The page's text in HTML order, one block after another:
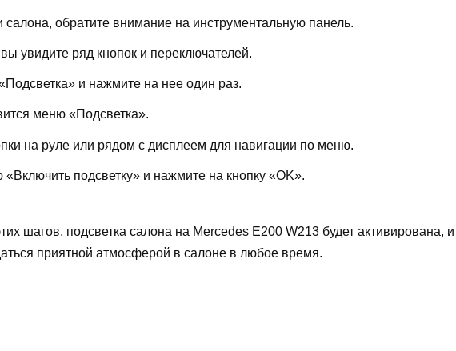
салона, обратите внимание на инструментальную панель.
увидите ряд кнопок и переключателей.
и нажмите на нее один раз.
меню «Подсветка».
на руле или рядом с дисплеем для навигации по меню.
подсветку» и нажмите на кнопку «OK».
шагов, подсветка салона на Mercedes E200 W213 будет активирована, и
приятной атмосферой в салоне в любое время.